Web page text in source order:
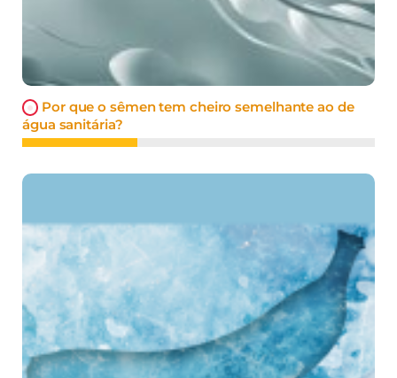
Por que o sêmen tem cheiro semelhante ao de
água sanitária?